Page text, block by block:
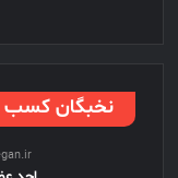
نخبگان کسب